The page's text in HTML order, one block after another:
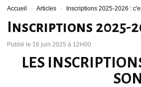
Accueil Articles Inscriptions 2025-2026 :
Inscriptions 2025-
Publié le 16 juin 2025 à 12H00
LES